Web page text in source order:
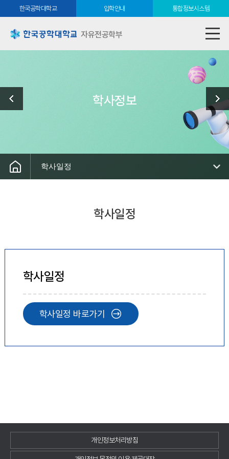
한국공학대학교 입학안내 통합정보시스템
자유전공학부
학사정보
학사일정
학사일정
학사일정
학사일정 바로가기
개인정보처리방침